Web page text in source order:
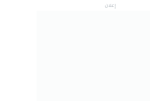
إعلان